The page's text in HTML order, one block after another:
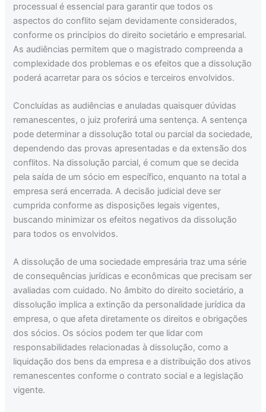
processual é essencial para garantir que todos os
aspectos do conflito sejam devidamente considerados,
conforme os princípios do direito societário e empresarial.
As audiências permitem que o magistrado compreenda a
complexidade dos problemas e os efeitos que a dissolução
poderá acarretar para os sócios e terceiros envolvidos.
Concluídas as audiências e anuladas quaisquer dúvidas
remanescentes, o juiz proferirá uma sentença. A sentença
pode determinar a dissolução total ou parcial da sociedade,
dependendo das provas apresentadas e da extensão dos
conflitos. Na dissolução parcial, é comum que se decida
pela saída de um sócio em específico, enquanto na total a
empresa será encerrada. A decisão judicial deve ser
cumprida conforme as disposições legais vigentes,
buscando minimizar os efeitos negativos da dissolução
para todos os envolvidos.
A dissolução de uma sociedade empresária traz uma série
de consequências jurídicas e econômicas que precisam ser
avaliadas com cuidado. No âmbito do direito societário, a
dissolução implica a extinção da personalidade jurídica da
empresa, o que afeta diretamente os direitos e obrigações
dos sócios. Os sócios podem ter que lidar com
responsabilidades relacionadas à dissolução, como a
liquidação dos bens da empresa e a distribuição dos ativos
remanescentes conforme o contrato social e a legislação
vigente.